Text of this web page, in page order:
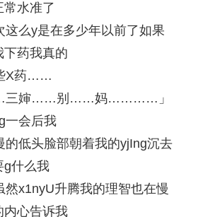
水准了
么y是在多少年以前了如果
下药我真的
X药……
婶……别……妈…………」
一会后我
低头脸部朝着我的yjIng沉去
g什么我
x1nyU升腾我的理智也在慢
内心告诉我